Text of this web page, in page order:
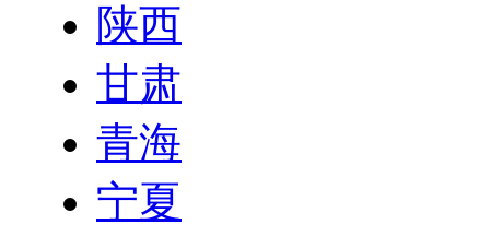
陕西
甘肃
青海
宁夏